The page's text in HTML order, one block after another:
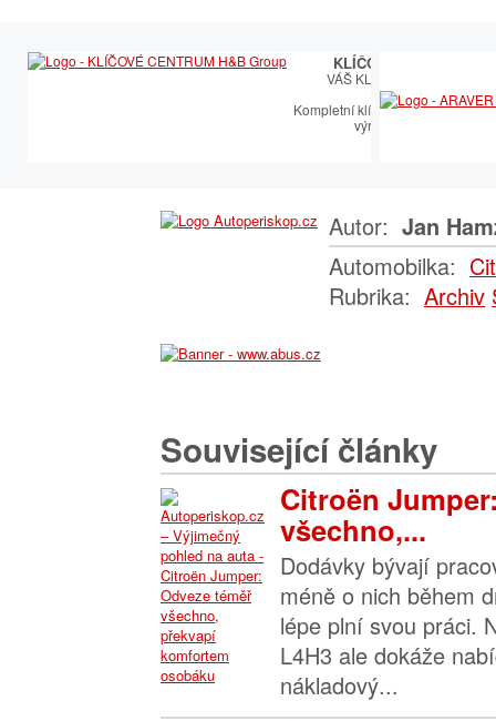
KLÍČOVÉ CENTRUM
VÁŠ KLÍČOVÝ PARTNER
Kompletní klíčařský sortiment
výroby autoklíčů
Autor: Jan
Automobilka:
Rubrika: Archiv
Související články
Citroën
všechno,...
Dodávky bývají
méně o nich během
lépe plní svou práci.
L4H3 ale dokáže
nákladový...